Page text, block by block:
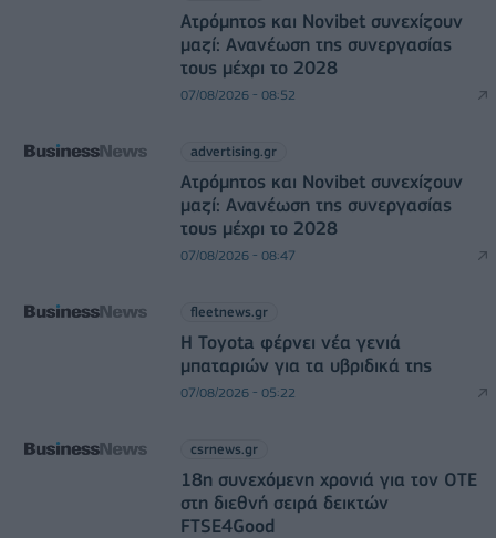
Ατρόμητος και Novibet συνεχίζουν
μαζί: Ανανέωση της συνεργασίας
τους μέχρι το 2028
07/08/2026 - 08:52
advertising.gr
Ατρόμητος και Novibet συνεχίζουν
μαζί: Ανανέωση της συνεργασίας
τους μέχρι το 2028
07/08/2026 - 08:47
fleetnews.gr
Η Toyota φέρνει νέα γενιά
μπαταριών για τα υβριδικά της
07/08/2026 - 05:22
csrnews.gr
18η συνεχόμενη χρονιά για τον ΟΤΕ
στη διεθνή σειρά δεικτών
FTSE4Good